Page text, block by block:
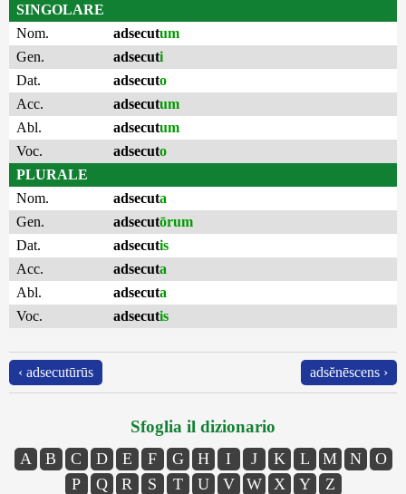
SINGOLARE
Nom.
adsecutum
Gen.
adsecuti
Dat.
adsecuto
Acc.
adsecutum
Abl.
adsecutum
Voc.
adsecuto
PLURALE
Nom.
adsecuta
Gen.
adsecutōrum
Dat.
adsecutis
Acc.
adsecuta
Abl.
adsecuta
Voc.
adsecutis
‹ adsecutūrūs adsĕnēscens ›
Sfoglia il dizionario
A B C D E F G H I J K L M N
O
P
Q R S T U V W X Y Z